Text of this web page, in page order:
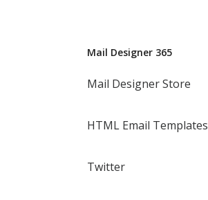
Mail Designer 365
Mail Designer Store
HTML Email Templates
Twitter